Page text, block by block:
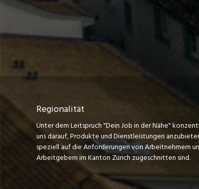
Regionalität
Unter dem Leitspruch "Dein Job in der Nähe"
uns darauf, Produkte und Dienstleistungen
speziell auf die Anforderungen von Arbeitnehmern
Arbeitgebern im Kanton Zürich zugeschnitten sind.